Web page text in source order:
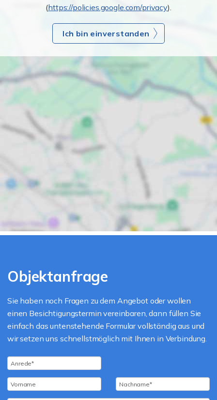
(https://policies.google.com/privacy).
Ich bin einverstanden
Objektanfrage
Sie haben noch Fragen zu dem Angebot oder wollen
einen Besichtigungstermin vereinbaren, dann füllen Sie
einfach das untenstehende Formular vollständig aus und
wir setzen uns schnellstmöglich mit Ihnen in Verbindung.